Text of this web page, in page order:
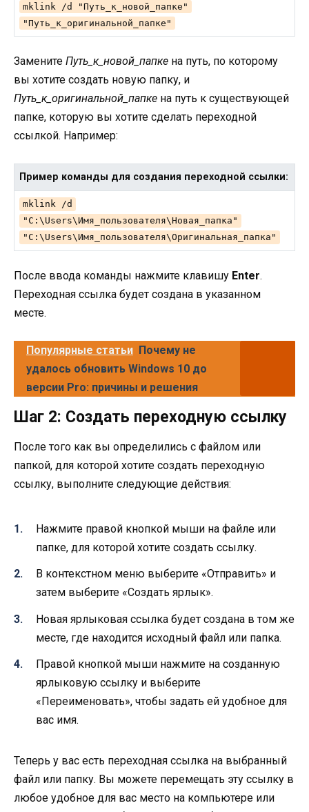
mklink /d "Путь_к_новой_папке"
"Путь_к_оригинальной_папке"
Замените Путь_к_новой_папке на путь, по которому
вы хотите создать новую папку, и
Путь_к_оригинальной_папке на путь к существующей
папке, которую вы хотите сделать переходной
ссылкой. Например:
Пример команды для создания переходной ссылки:
mklink /d
"C:\Users\Имя_пользователя\Новая_папка"
"C:\Users\Имя_пользователя\Оригинальная_папка"
После ввода команды нажмите клавишу Enter.
Переходная ссылка будет создана в указанном
месте.
Популярные статьи Почему не
удалось обновить Windows 10 до
версии Pro: причины и решения
Шаг 2: Создать переходную ссылку
После того как вы определились с файлом или
папкой, для которой хотите создать переходную
ссылку, выполните следующие действия:
Нажмите правой кнопкой мыши на файле или
папке, для которой хотите создать ссылку.
В контекстном меню выберите «Отправить» и
затем выберите «Создать ярлык».
Новая ярлыковая ссылка будет создана в том же
месте, где находится исходный файл или папка.
Правой кнопкой мыши нажмите на созданную
ярлыковую ссылку и выберите
«Переименовать», чтобы задать ей удобное для
вас имя.
Теперь у вас есть переходная ссылка на выбранный
файл или папку. Вы можете перемещать эту ссылку в
любое удобное для вас место на компьютере или